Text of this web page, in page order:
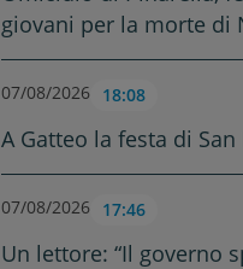
giovani per la morte di
07/08/2026 18:08
A Gatteo la festa di San
07/08/2026 17:46
Un lettore: “Il governo